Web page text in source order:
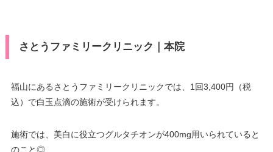
さとうファミリークリニック｜本院
福山にあるさとうファミリークリニックでは、1回3,400円（税
込）で白玉点滴の施術が受けられます。
施術では、美白に役立つグルタチオンが400mg用いられていると
のこと◎